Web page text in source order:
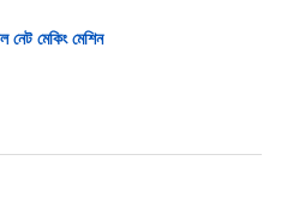
নেট মেকিং মেশিন